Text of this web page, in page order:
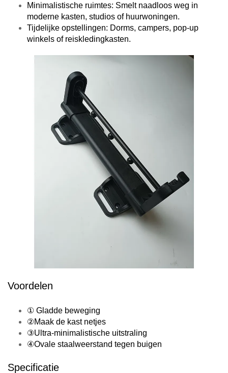
Minimalistische ruimtes: Smelt naadloos weg in
moderne kasten, studios of huurwoningen.
Tijdelijke opstellingen: Dorms, campers, pop-up
winkels of reiskledingkasten.
Voordelen
① Gladde beweging
②Maak de kast netjes
③Ultra-minimalistische uitstraling
④Ovale staalweerstand tegen buigen
Specificatie